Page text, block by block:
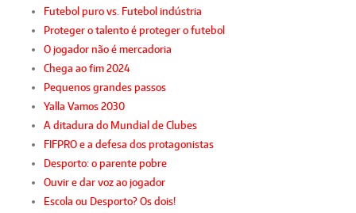
Futebol puro vs. Futebol indústria
Proteger o talento é proteger o futebol
O jogador não é mercadoria
Chega ao fim 2024
Pequenos grandes passos
Yalla Vamos 2030
A ditadura do Mundial de Clubes
FIFPRO e a defesa dos protagonistas
Desporto: o parente pobre
Ouvir e dar voz ao jogador
Escola ou Desporto? Os dois!